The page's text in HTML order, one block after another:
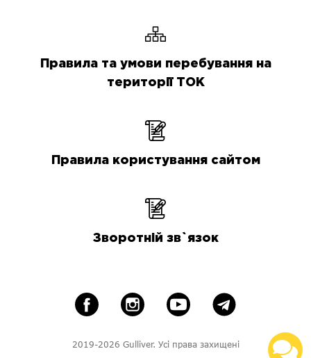
Правила та умови перебування на
території ТОК
Правила користування сайтом
Зворотній зв`язок
2019-2026 Gulliver. Усі права захищені